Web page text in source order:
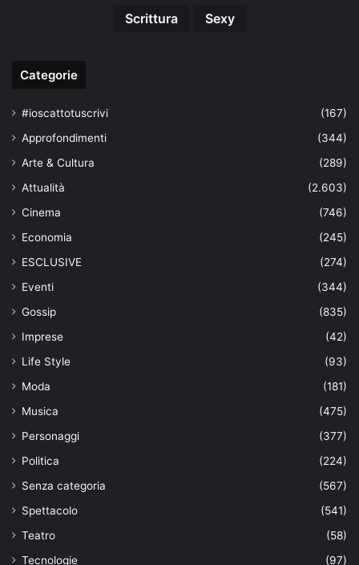
Scrittura
Sexy
Categorie
#ioscattotuscrivi
(167)
Approfondimenti
(344)
Arte & Cultura
(289)
Attualità
(2.603)
Cinema
(746)
Economia
(245)
ESCLUSIVE
(274)
Eventi
(344)
Gossip
(835)
Imprese
(42)
Life Style
(93)
Moda
(181)
Musica
(475)
Personaggi
(377)
Politica
(224)
Senza categoria
(567)
Spettacolo
(541)
Teatro
(58)
Tecnologie
(97)